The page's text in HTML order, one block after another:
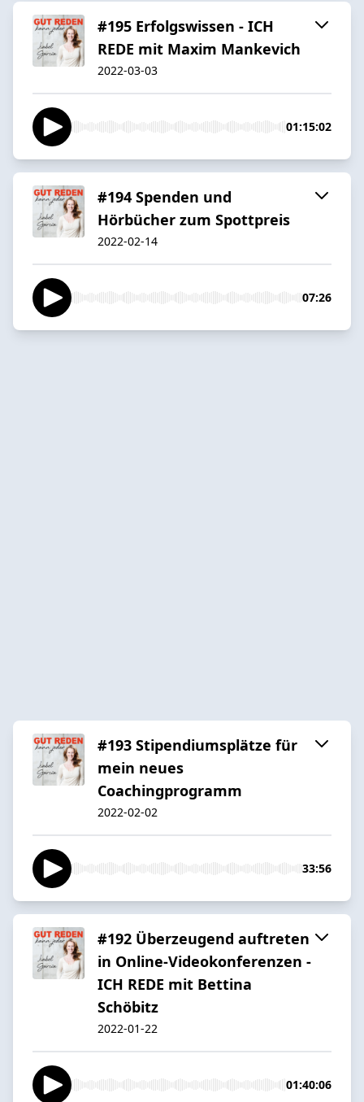
#195 Erfolgswissen - ICH
REDE mit Maxim Mankevich
2022-03-03
01:15:02
#194 Spenden und
Hörbücher zum Spottpreis
2022-02-14
07:26
#193 Stipendiumsplätze für
mein neues
Coachingprogramm
2022-02-02
33:56
#192 Überzeugend auftreten
in Online-Videokonferenzen -
ICH REDE mit Bettina
Schöbitz
2022-01-22
01:40:06